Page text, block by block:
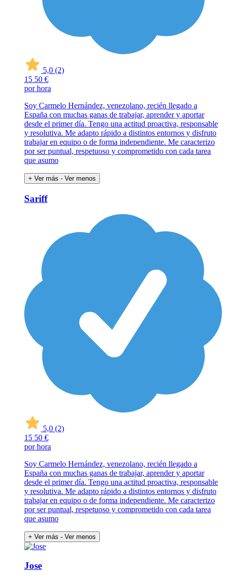
5,0 (2)
15 50 €
por hora
Soy Carmelo Hernández, venezolano, recién llegado a
España con muchas ganas de trabajar, aprender y aportar
desde el primer día. Tengo una actitud proactiva, responsable
y resolutiva. Me adapto rápido a distintos entornos y disfruto
trabajar en equipo o de forma independiente. Me caracterizo
por ser puntual, respetuoso y comprometido con cada tarea
que asumo
+ Ver más - Ver menos
Sariff
5,0 (2)
15 50 €
por hora
Soy Carmelo Hernández, venezolano, recién llegado a
España con muchas ganas de trabajar, aprender y aportar
desde el primer día. Tengo una actitud proactiva, responsable
y resolutiva. Me adapto rápido a distintos entornos y disfruto
trabajar en equipo o de forma independiente. Me caracterizo
por ser puntual, respetuoso y comprometido con cada tarea
que asumo
+ Ver más - Ver menos
Jose